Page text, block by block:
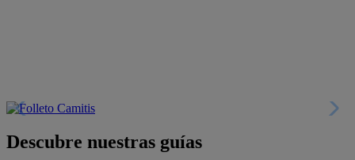
Descubre nuestras guías